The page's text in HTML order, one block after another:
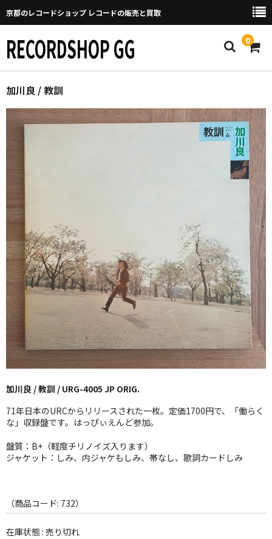
京都のレコードショップ レコードの販売と買取
RECORDSHOP GG 0
Home
マイページ
Categories
New Arrivals
新譜
GG RECORD （当店のレーベル）
全商品
JAZZ-US
BLUE NOTE
JAZZ-EU
JAZZ-JP
JAZZ-VOCAL
加川良 / 教訓
加川良 / 教訓 / URG-4005 JP ORIG.
71年日本のURCからリリースされた一枚。定価1700円で、「働らく
な」収録盤です。はっぴぃえんど参加。
盤質：B+（軽度チリノイズ入ります）
ジャケット：しみ、内ジャケもしみ、帯なし、歌詞カードしみ
（商品コード: 732）
在庫状態 : 売り切れ